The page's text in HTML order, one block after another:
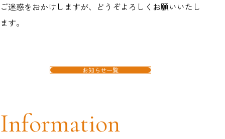
ご迷惑をおかけしますが、どうぞよろしくお願いいたし
ます。
お知らせ一覧
Information